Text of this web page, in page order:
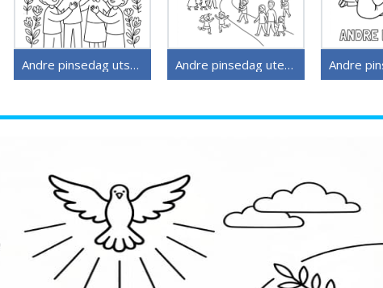
Andre pinsedag utskriftbar for barn Andre pinsedag uten kostnad